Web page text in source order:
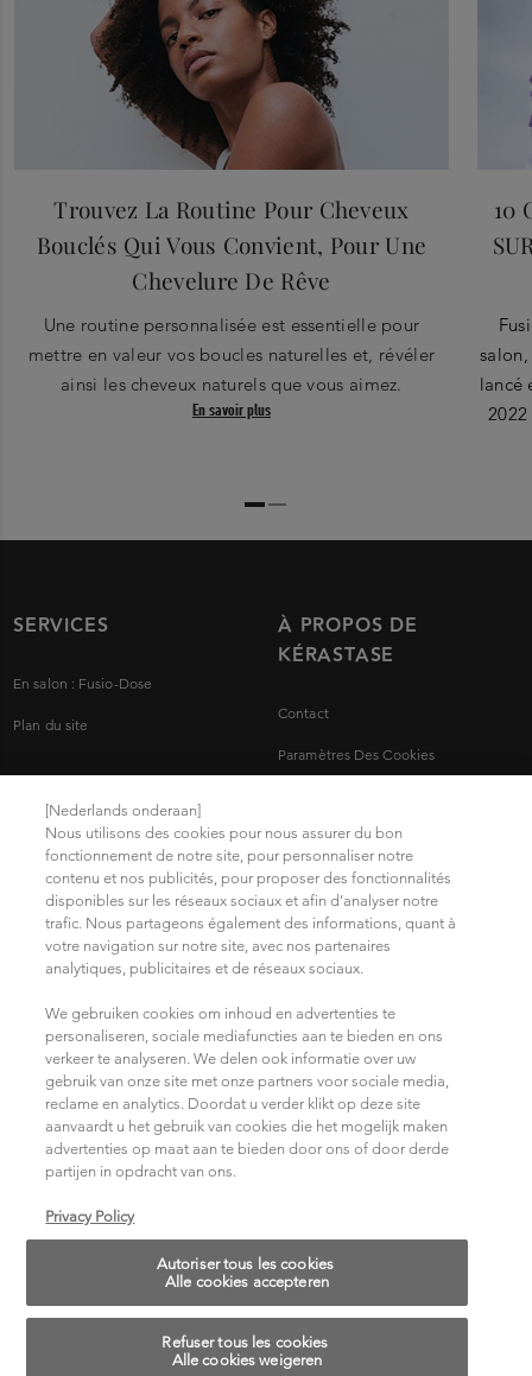
Trouvez La Routine Pour Cheveux
Bouclés Qui Vous Convient, Pour Une
Chevelure De Rêve
Une routine personnalisée est essentielle pour
mettre en valeur vos boucles naturelles et, révéler
ainsi les cheveux naturels que vous aimez.
En savoir plus
10
lancé
SERVICES
En salon : Fusio-Dose
Plan du site
À PROPOS DE
KÉRASTASE
Contact
Paramètres Des Cookies
Politique de confidentialité
Trouvez votre salon
Conditions d'Utilisation
NOUS REJOINDRE SUR LES RÉSEAUX SOCIAUX
14, rue Royale 75008 PARIS
[email protected]
© 2018 Kérastase. Tous droits réservés.
[Nederlands onderaan]
Nous utilisons des cookies pour nous assurer du bon
fonctionnement de notre site, pour personnaliser notre
contenu et nos publicités, pour proposer des fonctionnalités
disponibles sur les réseaux sociaux et afin d’analyser notre
trafic. Nous partageons également des informations, quant à
votre navigation sur notre site, avec nos partenaires
analytiques, publicitaires et de réseaux sociaux.
We gebruiken cookies om inhoud en advertenties te
personaliseren, sociale mediafuncties aan te bieden en ons
verkeer te analyseren. We delen ook informatie over uw
gebruik van onze site met onze partners voor sociale media,
reclame en analytics. Doordat u verder klikt op deze site
aanvaardt u het gebruik van cookies die het mogelijk maken
advertenties op maat aan te bieden door ons of door derde
partijen in opdracht van ons.
Privacy Policy
Refuser tous les cookies
Alle cookies weigeren
Autoriser tous les cookies
Alle cookies accepteren